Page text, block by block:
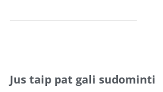
Jus taip pat gali sudominti